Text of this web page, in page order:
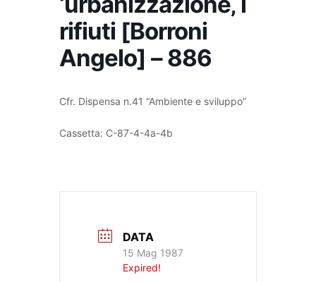
rifiuti [Borroni
Angelo] – 886
Cfr. Dispensa n.41 “Ambiente e sviluppo”
Cassetta: C-87-4-4a-4b
DATA
15 Mag 1987
Expired!